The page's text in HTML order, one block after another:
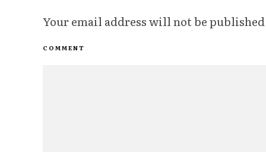
Your email address will not be
COMMENT